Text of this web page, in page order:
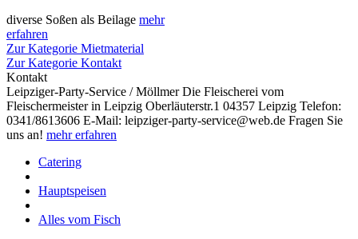
diverse Soßen als Beilage mehr
erfahren
Zur Kategorie Mietmaterial
Zur Kategorie Kontakt
Kontakt
Leipziger-Party-Service / Möllmer Die Fleischerei vom
Fleischermeister in Leipzig Oberläuterstr.1 04357 Leipzig Telefon:
0341/8613606 E-Mail: leipziger-party-service@web.de Fragen Sie
uns an! mehr erfahren
Catering
Hauptspeisen
Alles vom Fisch